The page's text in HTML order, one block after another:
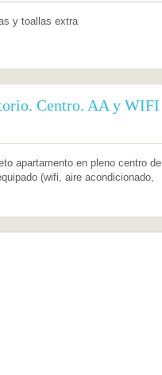
y toallas extra
Centro. AA y WIFI
apartamento en pleno centro de
(wifi, aire acondicionado,